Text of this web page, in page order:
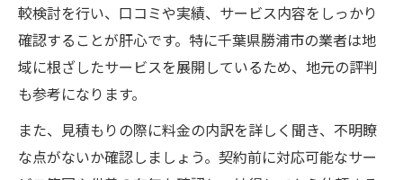
較検討を行い、口コミや実績、サービス内容をしっかり
確認することが肝心です。特に千葉県勝浦市の業者は地
域に根ざしたサービスを展開しているため、地元の評判
も参考になります。
また、見積もりの際に料金の内訳を詳しく聞き、不明瞭
な点がないか確認しましょう。契約前に対応可能なサー